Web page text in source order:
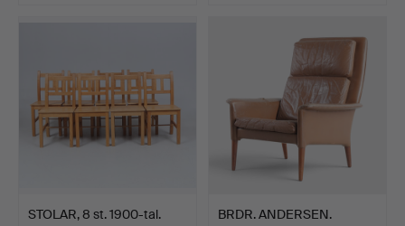
STOLAR, 8 st. 1900-tal.
BRDR. ANDERSEN.